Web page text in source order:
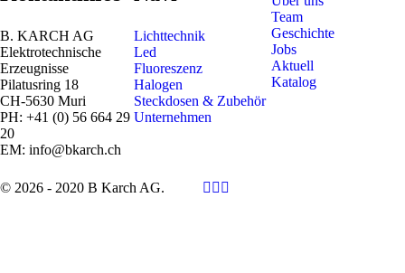
B. KARCH AG
Elektrotechnische
Erzeugnisse
Pilatusring 18
CH-5630 Muri
PH: +41 (0) 56 664 29
20
EM: info@bkarch.ch
Lichttechnik
Led
Fluoreszenz
Halogen
Steckdosen & Zubehör
Unternehmen
Team
Geschichte
Jobs
Aktuell
Katalog
© 2026 - 2020 B Karch AG.